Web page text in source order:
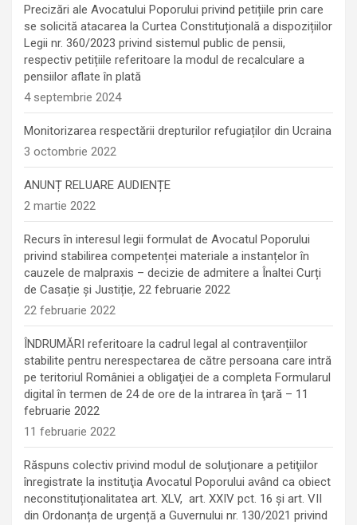
Precizări ale Avocatului Poporului privind petițiile prin care
se solicită atacarea la Curtea Constituțională a dispozițiilor
Legii nr. 360/2023 privind sistemul public de pensii,
respectiv petițiile referitoare la modul de recalculare a
pensiilor aflate în plată
4 septembrie 2024
Monitorizarea respectării drepturilor refugiaților din Ucraina
3 octombrie 2022
ANUNȚ RELUARE AUDIENȚE
2 martie 2022
Recurs în interesul legii formulat de Avocatul Poporului
privind stabilirea competenței materiale a instanțelor în
cauzele de malpraxis – decizie de admitere a Înaltei Curți
de Casație și Justiție, 22 februarie 2022
22 februarie 2022
ÎNDRUMĂRI referitoare la cadrul legal al contravențiilor
stabilite pentru nerespectarea de către persoana care intră
pe teritoriul României a obligaţiei de a completa Formularul
digital în termen de 24 de ore de la intrarea în ţară – 11
februarie 2022
11 februarie 2022
Răspuns colectiv privind modul de soluţionare a petiţiilor
înregistrate la instituţia Avocatul Poporului având ca obiect
neconstituționalitatea art. XLV, art. XXIV pct. 16 și art. VII
din Ordonanța de urgență a Guvernului nr. 130/2021 privind